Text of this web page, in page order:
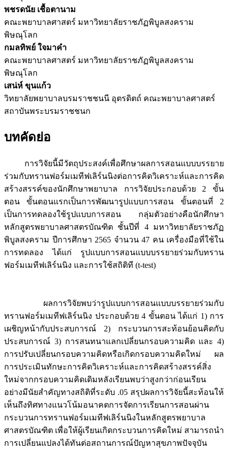
พชรดนัย เชื้อตานาม
คณะพยาบาลศาสตร์ มหาวิทยาลัยราชภัฏพิบูลสงคราม
พิษณุโลก
กมลทิพย์ ใจมาคำ
คณะพยาบาลศาสตร์ มหาวิทยาลัยราชภัฏพิบูลสงคราม
พิษณุโลก
เสน่ห์ ขุนแก้ว
วิทยาลัยพยาบาลบรมราชชนนี อุตรดิตถ์ คณะพยาบาลศาสตร์
สถาบันพระบรมราชชนก
บทคัดย่อ
การวิจัยนี้มีวัตถุประสงค์เพื่อศึกษาผลการสอนแบบบรรยาย
ร่วมกับทรานฟอร์มเมทีฟเลิร์นนิงต่อการคิดวิเคราะห์และการคิด
สร้างสรรค์ของนักศึกษาพยาบาล การวิจัยประกอบด้วย 2 ขั้น
ตอน ขั้นตอนแรกเป็นการพัฒนารูปแบบการสอน ขั้นตอนที่ 2
เป็นการทดลองใช้รูปแบบการสอน กลุ่มตัวอย่างคือนักศึกษา
หลักสูตรพยาบาลศาสตรบัณฑิต ชั้นปีที่ 4 มหาวิทยาลัยราชภัฏ
พิบูลสงคราม ปีการศึกษา 2565 จำนวน 47 คน เครื่องมือที่ใช้ใน
การทดลอง ได้แก่ รูปแบบการสอนแบบบรรยายร่วมกับทราน
ฟอร์มเมทีฟเลิร์นนิง และการใช้สถิติที (t-test)
ผลการวิจัยพบว่ารูปแบบการสอนแบบบรรยายร่วมกับ
ทรานฟอร์มเมทีฟเลิร์นนิง ประกอบด้วย 4 ขั้นตอน ได้แก่ 1) การ
เผชิญหน้ากับประสบการณ์ 2) กระบวนการสะท้อนย้อนคิดกับ
ประสบการณ์ 3) การสนทนาแลกเปลี่ยนกรอบความคิด และ 4)
การปรับเปลี่ยนกรอบความคิดหรือเกิดกรอบความคิดใหม่ ผล
การประเมินทักษะการคิดวิเคราะห์และการคิดสร้างสรรค์สิ่ง
ใหม่จากกรอบความคิดเดิมหลังเรียนพบว่าสูงกว่าก่อนเรียน
อย่างมีนัยสำคัญทางสถิติที่ระดับ .05 สรุปผลการวิจัยนี้สะท้อนให้
เห็นถึงทิศทางแนวโน้มอนาคตการจัดการเรียนการสอนผ่าน
กระบวนการทรานฟอร์มเมทีฟเลิร์นนิงในหลักสูตรพยาบาล
ศาสตรบัณฑิต เพื่อให้ผู้เรียนเกิดกระบวนการคิดใหม่ สามารถนำ
การเปลี่ยนแปลงได้ทันต่อสถานการณ์ปัญหาสุขภาพปัจจุบัน